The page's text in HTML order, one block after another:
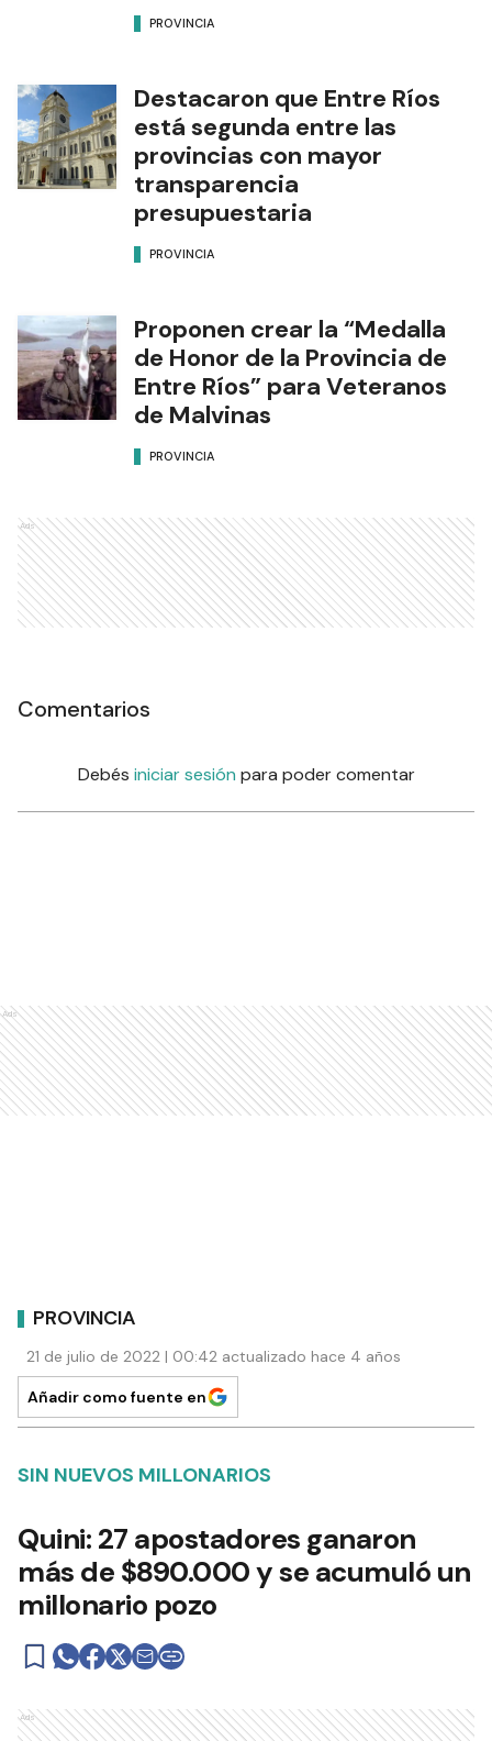
PROVINCIA
Destacaron que Entre Ríos
está segunda entre las
provincias con mayor
transparencia
presupuestaria
PROVINCIA
Proponen crear la “Medalla
de Honor de la Provincia de
Entre Ríos” para Veteranos
de Malvinas
PROVINCIA
Ads
Comentarios
Debés iniciar sesión para poder comentar
Ads
PROVINCIA
21 de julio de 2022 | 00:42 actualizado hace 4 años
Añadir como fuente en
SIN NUEVOS MILLONARIOS
Quini: 27 apostadores ganaron
más de $890.000 y se acumuló un
millonario pozo
Ads